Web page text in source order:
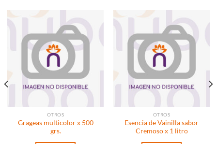
OTROS
Grageas multicolor x 500
grs.
OTROS
Esencia de Vainilla sabor
Cremoso x 1 litro